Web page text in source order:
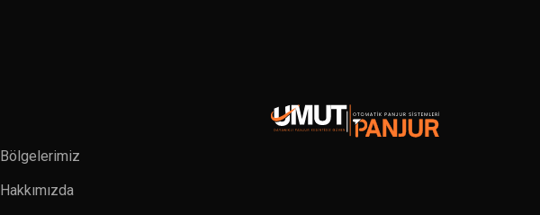
Bölgelerimiz
Hakkımızda